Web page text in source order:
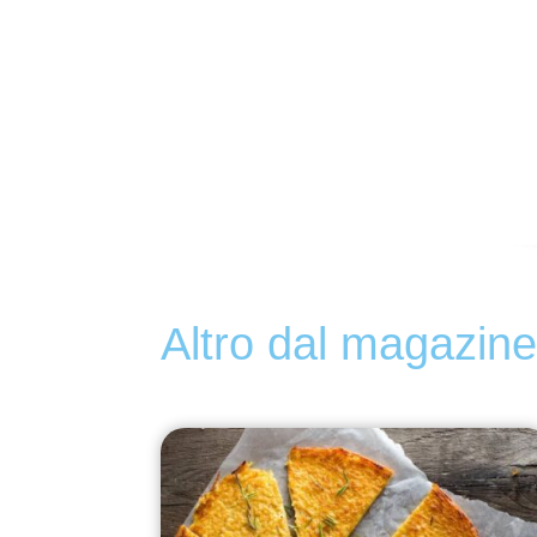
Altro dal magazine